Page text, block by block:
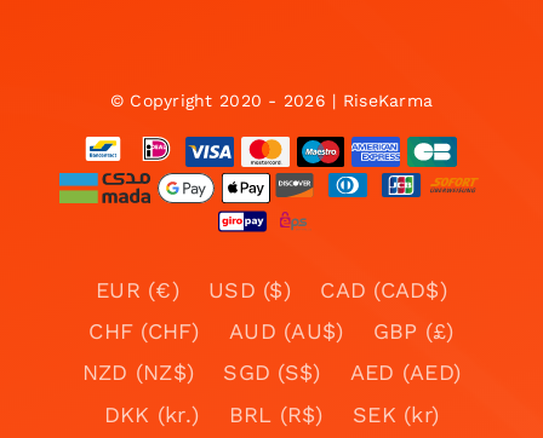
© Copyright 2020 - 2026 | RiseKarma
EUR (€) USD ($)
CAD (CAD$)
CHF (CHF)
AUD (AU$)
GBP (£)
NZD (NZ$)
SGD (S$)
AED (AED)
DKK (kr.)
BRL (R$)
SEK (kr)